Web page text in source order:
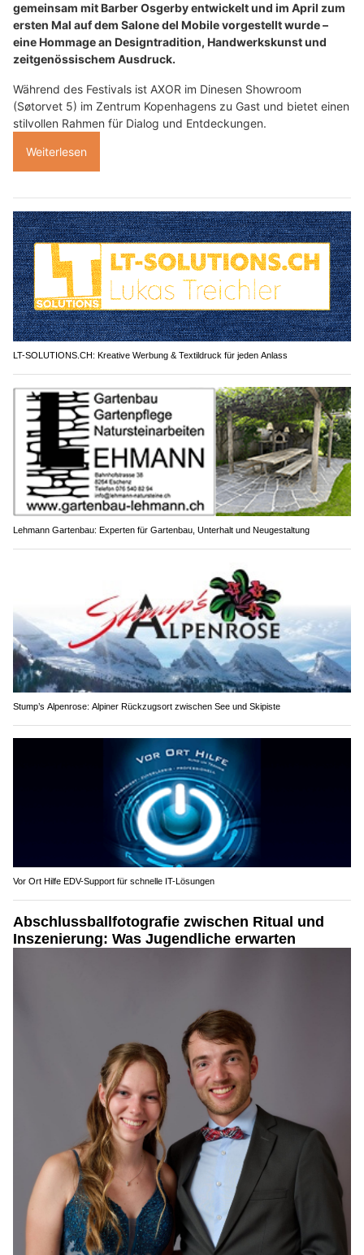
gemeinsam mit Barber Osgerby entwickelt und im April zum
ersten Mal auf dem Salone del Mobile vorgestellt wurde –
eine Hommage an Designtradition, Handwerkskunst und
zeitgenössischem Ausdruck.
Während des Festivals ist AXOR im Dinesen Showroom
(Søtorvet 5) im Zentrum Kopenhagens zu Gast und bietet einen
stilvollen Rahmen für Dialog und Entdeckungen.
Weiterlesen
LT-SOLUTIONS.CH: Kreative Werbung & Textildruck für jeden Anlass
Lehmann Gartenbau: Experten für Gartenbau, Unterhalt und Neugestaltung
Stump’s Alpenrose: Alpiner Rückzugsort zwischen See und Skipiste
Vor Ort Hilfe EDV-Support für schnelle IT-Lösungen
Abschlussballfotografie zwischen Ritual und
Inszenierung: Was Jugendliche erwarten